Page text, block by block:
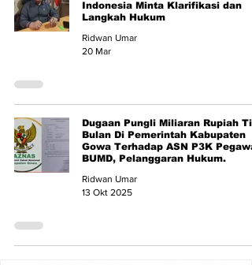
Indonesia Minta Klarifikasi dan
Langkah Hukum
Ridwan Umar
20 Mar
Dugaan Pungli Miliaran Rupiah
Bulan Di Pemerintah Kabupaten
Gowa Terhadap ASN P3K
BUMD, Pelanggaran Hukum.
Ridwan Umar
13 Okt 2025